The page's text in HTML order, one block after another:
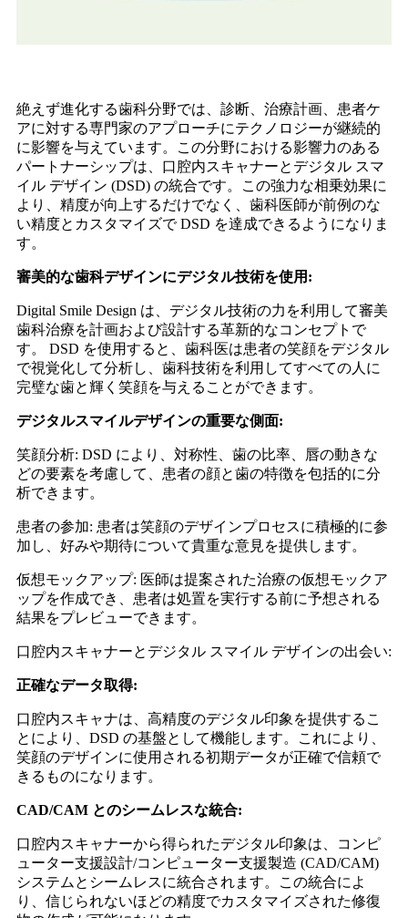
絶えず進化する歯科分野では、診断、治療計画、患者ケ
アに対する専門家のアプローチにテクノロジーが継続的
に影響を与えています。この分野における影響力のある
パートナーシップは、口腔内スキャナーとデジタル スマ
イル デザイン (DSD) の統合です。この強力な相乗効果に
より、精度が向上するだけでなく、歯科医師が前例のな
い精度とカスタマイズで DSD を達成できるようになりま
す。
審美的な歯科デザインにデジタル技術を使用:
Digital Smile Design は、デジタル技術の力を利用して審美
歯科治療を計画および設計する革新的なコンセプトで
す。 DSD を使用すると、歯科医は患者の笑顔をデジタル
で視覚化して分析し、歯科技術を利用してすべての人に
完璧な歯と輝く笑顔を与えることができます。
デジタルスマイルデザインの重要な側面:
笑顔分析: DSD により、対称性、歯の比率、唇の動きな
どの要素を考慮して、患者の顔と歯の特徴を包括的に分
析できます。
患者の参加: 患者は笑顔のデザインプロセスに積極的に参
加し、好みや期待について貴重な意見を提供します。
仮想モックアップ: 医師は提案された治療の仮想モックア
ップを作成でき、患者は処置を実行する前に予想される
結果をプレビューできます。
口腔内スキャナーとデジタル スマイル デザインの出会い:
正確なデータ取得:
口腔内スキャナは、高精度のデジタル印象を提供するこ
とにより、DSD の基盤として機能します。これにより、
笑顔のデザインに使用される初期データが正確で信頼で
きるものになります。
CAD/CAM とのシームレスな統合:
口腔内スキャナーから得られたデジタル印象は、コンピ
ューター支援設計/コンピューター支援製造 (CAD/CAM)
システムとシームレスに統合されます。この統合によ
り、信じられないほどの精度でカスタマイズされた修復